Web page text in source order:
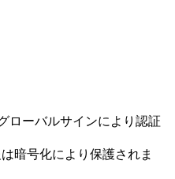
ローバルサインにより認証
暗号化により保護されま